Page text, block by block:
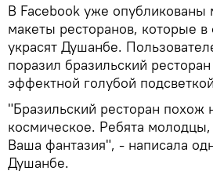
В Facebook уже
макеты ресторанов, которые
украсят Душанбе.
поразил бразильский
эффектной голубой
"Бразильский ресторан похож
космическое. Ребята молодцы,
Ваша фантазия", - написала
Душанбе.